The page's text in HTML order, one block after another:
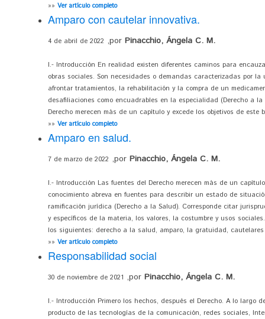
»» Ver artículo completo
Amparo con cautelar innovativa.
4 de abril de 2022 ,por Pinacchio, Ángela C. M.
I.- Introducción En realidad existen diferentes caminos para
obras sociales. Son necesidades o demandas caracterizadas por
afrontar tratamientos, la rehabilitación y la compra de un
desafiliaciones como encuadrables en la especialidad (Derecho a
Derecho merecen más de un capítulo y excede los objetivos de este
»» Ver artículo completo
Amparo en salud.
7 de marzo de 2022 ,por Pinacchio, Ángela C. M.
I.- Introducción Las fuentes del Derecho merecen más de un
conocimiento abreva en fuentes para describir un estado de
ramificación jurídica (Derecho a la Salud). Corresponde citar
y específicos de la materia, los valores, la costumbre y usos
los siguientes: derecho a la salud, amparo, la gratuidad,
»» Ver artículo completo
Responsabilidad social
30 de noviembre de 2021 ,por Pinacchio, Ángela C. M.
I.- Introducción Primero los hechos, después el Derecho. A lo largo
producto de las tecnologías de la comunicación, redes sociales,